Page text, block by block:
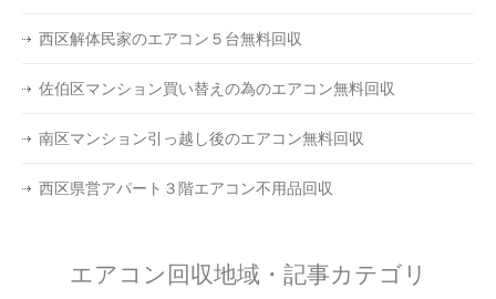
西区解体民家のエアコン５台無料回収
佐伯区マンション買い替えの為のエアコン無料回収
南区マンション引っ越し後のエアコン無料回収
西区県営アパート３階エアコン不用品回収
エアコン回収地域・記事カテゴリ